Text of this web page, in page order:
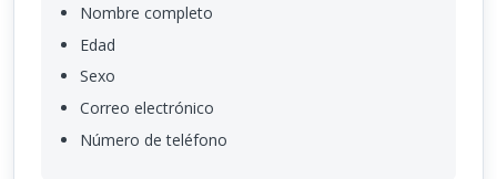
Nombre completo
Edad
Sexo
Correo electrónico
Número de teléfono